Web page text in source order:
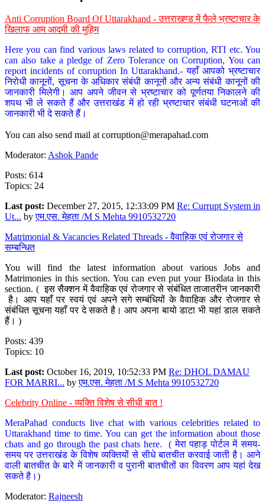
Anti Corruption Board Of Uttarakhand - उत्तराखण्ड में फैले भ्रष्टाचार के
खिलाफ आम आदमी की मुहिम
Here you can find various laws related to corruption, RTI etc. You
can also take a pledge of Zero Tolerance on Corruption, You can
report incidents of corruption In Uttarakhand.- यहाँ आपको भ्रष्टाचार
निरोधी कानूनों, सूचना के अधिकार संबंधी कानूनों और अन्य संबंधी कानूनों की
जानकारी मिलेगी। आप अपने जीवन से भ्रष्टाचार को पूर्णतया निकालने की
शपथ भी ले सकते हैं और उत्तराखंड में हो रही भ्रष्टाचार संबंधी घटनाओं की
जानकारी भी दे सकते हैं।
You can also send mail at corruption@merapahad.com
Moderator: Ashok Pande
Posts: 614
Topics: 24
Last post: December 27, 2015, 12:33:09 PM Re: Currupt System in
Ut... byएम.एस. मेहता /M S Mehta 9910532720
Matrimonial & Vacancies Related Threads - वैवाहिक एवं रोजगार से
सम्बन्धित
You will find the latest information about various Jobs and
Matrimonies in this section. You can even put your Biodata in this
section. ( इस सैक्शन में वैवाहिक एवं रोजगार से संबंधित ताजातरीन जानकारी
है। आप यहाँ पर स्वयं एवं अपने सगे सम्बंधियों के वैवाहिक और रोजगार से
संबंधित सूचना यहाँ पर दे सकते है। आप अपना बायो डाटा भी यहां डाल सकते
हैं। )
Posts: 439
Topics: 10
Last post: October 16, 2019, 10:52:33 PM Re: DHOL DAMAU
FOR MARRI... byएम.एस. मेहता /M S Mehta 9910532720
Celebrity Online - व्यक्ति विशेष से सीधी बात !
MeraPahad conducts live chat with various celebrities related to
Uttarakhand time to time. You can get the information about those
chats and go through the past chats here. ( मेरा पहाड़ पोर्टल में समय-
समय पर उत्तराखंड के विशेष व्यक्तियों से सीधे बातचीत करवाई जाती है। आने
वाली बातचीत के बारे में जानकारी व पुरानी बातचीतों का विवरण आप यहां देख
सकते है।)
Moderator: Rajneesh